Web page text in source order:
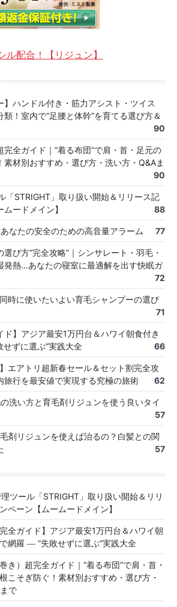
ル配合！【リジュン】
】ハンドル付き・筋力アシスト・ツイス
類！室内で“足腰と体幹”を育てる選び方＆
90
全ガイド｜“着る布団”で肩・首・足元の
材別おすすめ・選び方・洗い方・Q&Aま
90
「STRIGHT」取り扱い開始＆リリース記
ードメイン】
88
なたの安全のための高音量アラーム 77
選び方“完全攻略”｜シンサレート・羽毛・
発熱…あなたの寝室に最適解を出す快眠ガ
72
時に使いたいよい育毛シャンプーの選び
71
ド】アジア最安1万円台＆ハワイ朝食付き
ずに選ぶ”実践大全
66
エアトリ超新春セール＆セット割完全攻
旅行を最安値で実現する究極の旅術
62
洗い方と育毛剤リジュンを使う良いタイ
57
剤リジュンを使えば治るの？白髪との関
57
ツール「STRIGHT」取り扱い開始＆リリ
ペーン【ムームードメイン】
完全ガイド】アジア最安1万円台＆ハワイ朝
網羅 ― “失敗せずに選ぶ”実践大全
き）超完全ガイド｜“着る布団”で肩・首・
こそぎ防ぐ！素材別おすすめ・選び方・
で